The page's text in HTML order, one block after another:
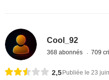
Cool_92
368 abonnés 709
2,5 Publiée le 23